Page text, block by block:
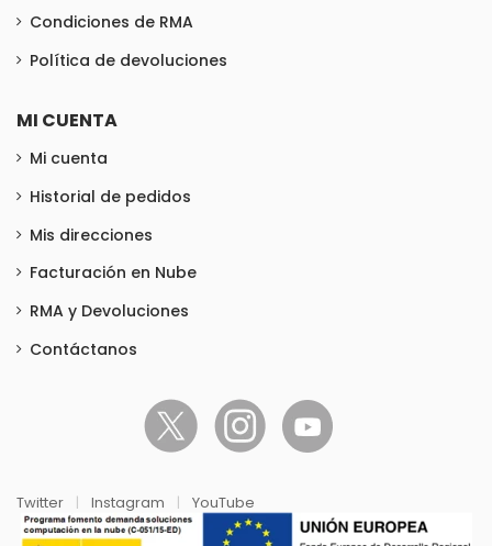
Condiciones de RMA
Política de devoluciones
MI CUENTA
Mi cuenta
Historial de pedidos
Mis direcciones
Facturación en Nube
RMA y Devoluciones
Contáctanos
Twitter | Instagram | YouTube